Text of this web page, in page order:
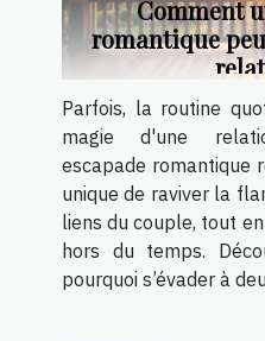
Comment
romantique
Parfois, la routine
magie d'une
escapade romantique
unique de raviver la
liens du couple, tout
hors du temps.
pourquoi s’évader à